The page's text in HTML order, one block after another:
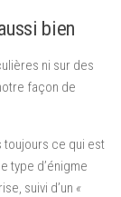
bien
ni sur des
façon de
toujours ce qui est
type d’énigme
suivi d’un «